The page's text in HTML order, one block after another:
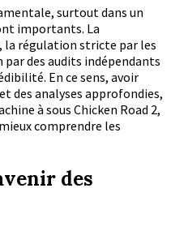
surtout dans un
importants. La
la régulation stricte par les
des audits indépendants
En ce sens, avoir
des analyses approfondies,
à sous Chicken Road 2,
comprendre les
des